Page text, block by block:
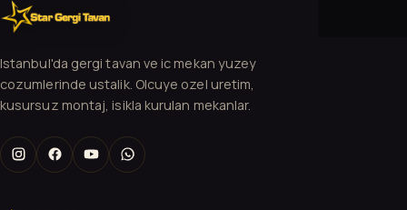
Istanbul'da gergi tavan ve ic mekan yuzey
cozumlerinde ustalik. Olcuye ozel uretim,
kusursuz montaj, isikla kurulan mekanlar.